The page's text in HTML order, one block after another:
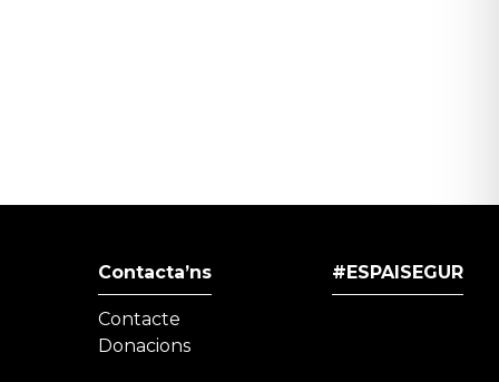
Contacta’ns
Contacte
Donacions
#ESPAISEGUR